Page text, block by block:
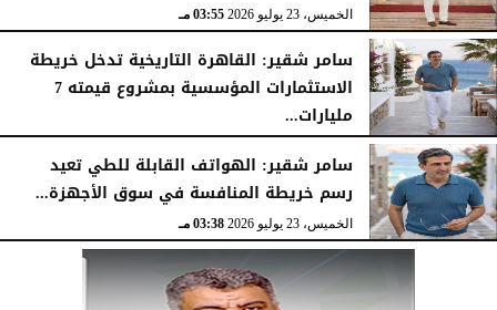
الخميس، 23 يوليو 2026 03:55 مـ
سامر شقير: القاهرة التاريخية تدخل خريطة
الاستثمارات المؤسسية بمشروع قيمته 7
مليارات...
الخميس، 23 يوليو 2026
سامر شقير: الهواتف القابلة للطي تعيد
رسم خريطة المنافسة في سوق الأجهزة...
الخميس، 23 يوليو 2026 03:38 مـ